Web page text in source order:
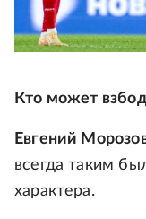
Кто может
Евгений
всегда таким
характера.